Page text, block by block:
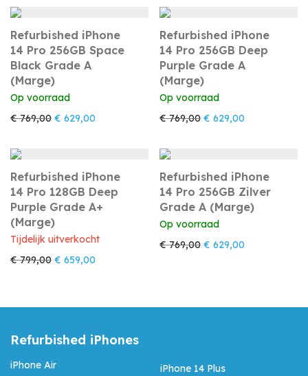
Refurbished iPhone
14 Pro 256GB Space
Black Grade A
(Marge)
Op voorraad
€769,00 Oorspronkelijke prijs was: € 769,00.
€ 629,00 Huidige prijs is: € 629,00.
Refurbished iPhone
14 Pro 256GB Deep
Purple Grade A
(Marge)
Op voorraad
€769,00 Oorspronkelijke prijs
€ 629,00
Refurbished iPhone
14 Pro 128GB Deep
Purple Grade A+
(Marge)
Tijdelijk uitverkocht
€799,00 Oorspronkelijke prijs was: € 799,00.
€ 659,00
Refurbished iPhone
14 Pro 256GB Zilver
Grade A (Marge)
Op voorraad
€769,00 Oorspronkelijke prijs
€ 629,00
Refurbished iPhones
iPhone Air iPhone 14 Plus